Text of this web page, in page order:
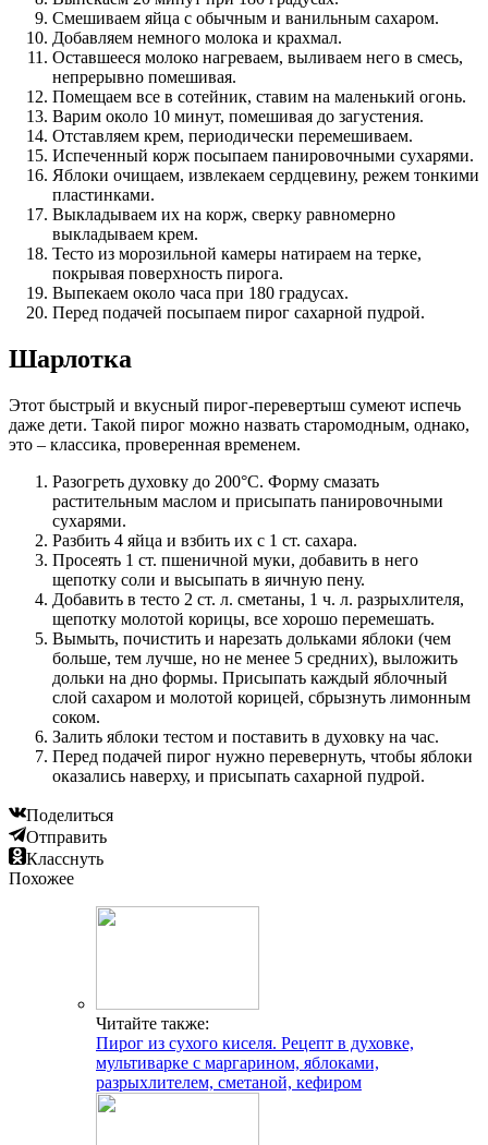
Смешиваем яйца с обычным и ванильным сахаром.
Добавляем немного молока и крахмал.
Оставшееся молоко нагреваем, выливаем него в смесь,
непрерывно помешивая.
Помещаем все в сотейник, ставим на маленький огонь.
Варим около 10 минут, помешивая до загустения.
Отставляем крем, периодически перемешиваем.
Испеченный корж посыпаем панировочными сухарями.
Яблоки очищаем, извлекаем сердцевину, режем тонкими
пластинками.
Выкладываем их на корж, сверку равномерно
выкладываем крем.
Тесто из морозильной камеры натираем на терке,
покрывая поверхность пирога.
Выпекаем около часа при 180 градусах.
Перед подачей посыпаем пирог сахарной пудрой.
Шарлотка
Этот быстрый и вкусный пирог-перевертыш сумеют испечь
даже дети. Такой пирог можно назвать старомодным, однако,
это – классика, проверенная временем.
Разогреть духовку до 200°С. Форму смазать
растительным маслом и присыпать панировочными
сухарями.
Разбить 4 яйца и взбить их с 1 ст. сахара.
Просеять 1 ст. пшеничной муки, добавить в него
щепотку соли и высыпать в яичную пену.
Добавить в тесто 2 ст. л. сметаны, 1 ч. л. разрыхлителя,
щепотку молотой корицы, все хорошо перемешать.
Вымыть, почистить и нарезать дольками яблоки (чем
больше, тем лучше, но не менее 5 средних), выложить
дольки на дно формы. Присыпать каждый яблочный
слой сахаром и молотой корицей, сбрызнуть лимонным
соком.
Залить яблоки тестом и поставить в духовку на час.
Перед подачей пирог нужно перевернуть, чтобы яблоки
оказались наверху, и присыпать сахарной пудрой.
Поделиться
Отправить
Класснуть
Похожее
Читайте также:
Пирог из сухого киселя. Рецепт в духовке,
мультиварке с маргарином, яблоками,
разрыхлителем, сметаной, кефиром